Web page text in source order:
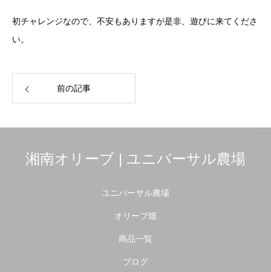
初チャレンジなので、不安もありますが是非、遊びに来てくださ
い。
前の記事
湘南オリーブ | ユニバーサル農場
ユニバーサル農場
オリーブ畑
商品一覧
ブログ